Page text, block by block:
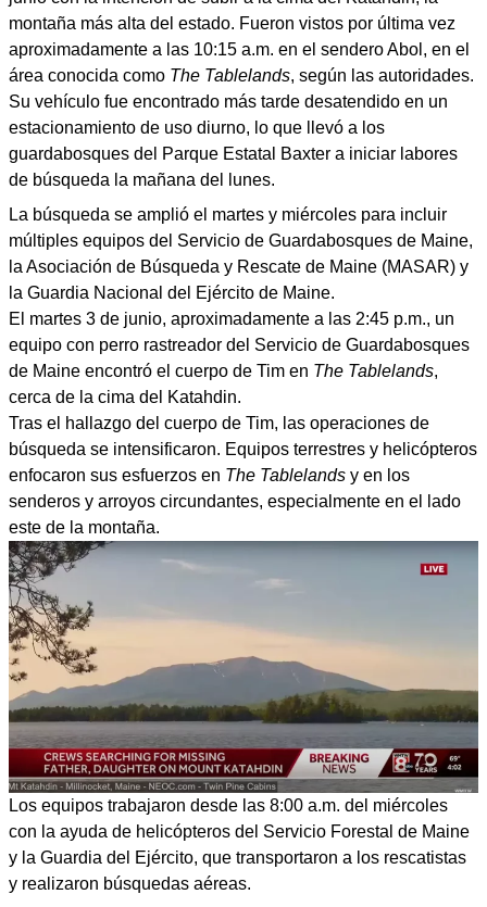
montaña más alta del estado. Fueron vistos por última vez
aproximadamente a las 10:15 a.m. en el sendero Abol, en el
área conocida como The Tablelands, según las autoridades.
Su vehículo fue encontrado más tarde desatendido en un
estacionamiento de uso diurno, lo que llevó a los
guardabosques del Parque Estatal Baxter a iniciar labores
de búsqueda la mañana del lunes.
La búsqueda se amplió el martes y miércoles para incluir
múltiples equipos del Servicio de Guardabosques de Maine,
la Asociación de Búsqueda y Rescate de Maine (MASAR) y
la Guardia Nacional del Ejército de Maine.
El martes 3 de junio, aproximadamente a las 2:45 p.m., un
equipo con perro rastreador del Servicio de Guardabosques
de Maine encontró el cuerpo de Tim en The Tablelands,
cerca de la cima del Katahdin.
Tras el hallazgo del cuerpo de Tim, las operaciones de
búsqueda se intensificaron. Equipos terrestres y helicópteros
enfocaron sus esfuerzos en The Tablelands y en los
senderos y arroyos circundantes, especialmente en el lado
este de la montaña.
Los equipos trabajaron desde las 8:00 a.m. del miércoles
con la ayuda de helicópteros del Servicio Forestal de Maine
y la Guardia del Ejército, que transportaron a los rescatistas
y realizaron búsquedas aéreas.